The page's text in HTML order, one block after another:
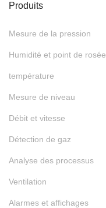
Produits
Mesure de la pression
Humidité et point de rosée
température
Mesure de niveau
Débit et vitesse
Détection de gaz
Analyse des processus
Ventilation
Alarmes et affichages